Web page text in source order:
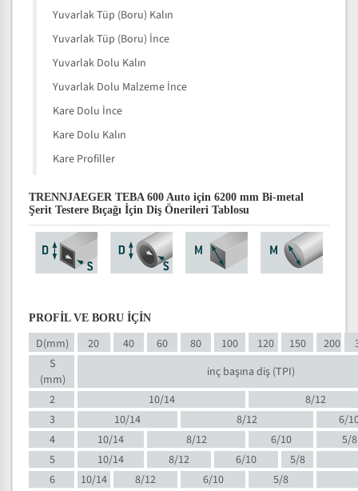
Yuvarlak Tüp (Boru) Kalın
Yuvarlak Tüp (Boru) İnce
Yuvarlak Dolu Kalın
Yuvarlak Dolu Malzeme İnce
Kare Dolu İnce
Kare Dolu Kalın
Kare Profiller
TRENNJAEGER TEBA 600 Auto için 6200 mm Bi-metal
Şerit Testere Bıçağı İçin Diş Önerileri Tablosu
PROFİL VE BORU İÇİN
D(mm) 20 40 60 80 100 120 150 200
S
(mm)
inç başına diş (TPI)
2
10/14
8/12
3
10/14 8/12
6/
4
10/14 8/12 6/10
5/8
5
10/14 8/12 6/10
5/8
6
10/14 8/12 6/10
5/8